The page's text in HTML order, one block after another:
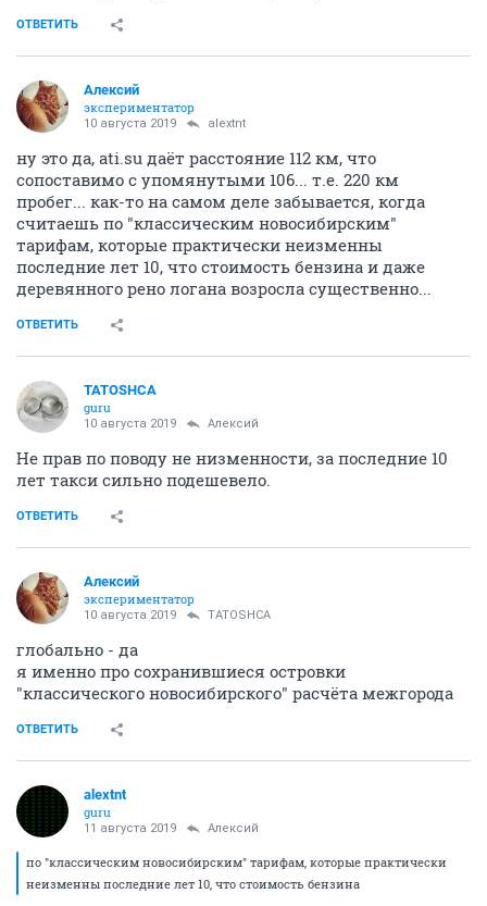
ОТВЕТИТЬ
Алексий
экспериментатор
10 августа 2019 alextnt
ну это да, ati.su даёт расстояние 112 км, что
сопоставимо с упомянутыми 106... т.е. 220 км
пробег... как-то на самом деле забывается, когда
считаешь по "классическим новосибирским"
тарифам, которые практически неизменны
последние лет 10, что стоимость бензина и даже
деревянного рено логана возросла существенно...
ОТВЕТИТЬ
TATOSHCA
guru
10 августа 2019 Алексий
Не прав по поводу не низменности, за последние 10
лет такси сильно подешевело.
ОТВЕТИТЬ
Алексий
экспериментатор
10 августа 2019 TATOSHCA
глобально - да
я именно про сохранившиеся островки
"классического новосибирского" расчёта межгорода
ОТВЕТИТЬ
alextnt
guru
11 августа 2019 Алексий
по "классическим новосибирским" тарифам, которые практически
неизменны последние лет 10, что стоимость бензина